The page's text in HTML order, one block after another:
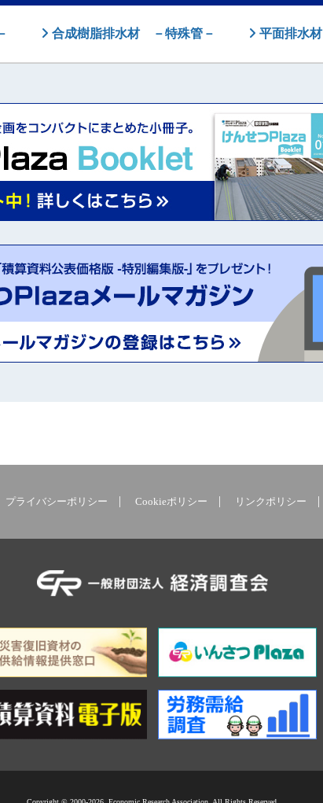
合成樹脂排水材 －特殊管－ 平面排水材
プライバシーポリシー Cookieポリシー リンクポリシー